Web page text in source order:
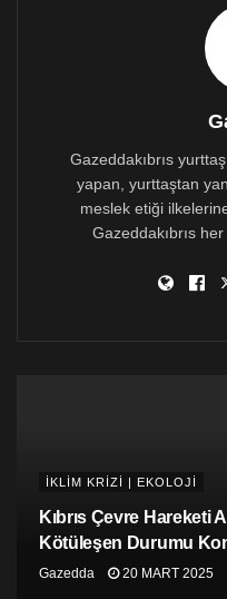
teşekkür ederiz. Bunun
takdir ülkesine sahip
bizim yani halkın…
zenginliğimiz olan
toprağımızda hak ettiği
Gazeddakıbrıs
yapan, yurttaştan
meslek etiği
Gazeddakıbrıs
İKLİM KRİZİ | EKOLOJİ
Kıbrıs Çevre Hareketi
Kötüleşen Durumu
Gazedda 20 MART 2025